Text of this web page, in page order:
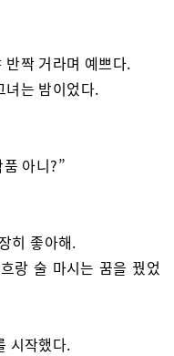
짝 거라며 예쁘다.
녀는 밤이었다.
아니?”
히 좋아해.
랑 술 마시는 꿈을 꿨었
시작했다.